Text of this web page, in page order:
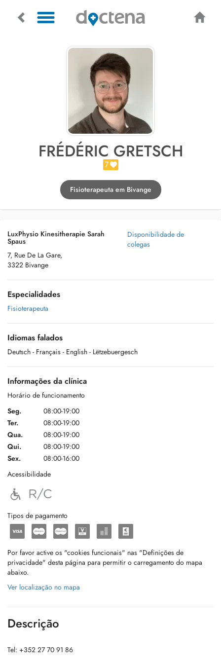
FRÉDÉRIC GRETSCH
7
Fisioterapeuta em Bivange
LuxPhysio Kinesitherapie Sarah
Spaus
7, Rue De La Gare,
3322 Bivange
Disponibilidade de
colegas
Especialidades
Fisioterapeuta
Idiomas falados
Deutsch - Français - English - Lëtzebuergesch
Informações da clínica
Horário de funcionamento
Seg.
08:00-19:00
Ter.
08:00-19:00
Qua.
08:00-19:00
Qui.
08:00-19:00
Sex.
08:00-16:00
Acessibilidade
Tipos de pagamento
Por favor active os "cookies funcionais" nas "Definições de
privacidade" desta página para permitir o carregamento do mapa
abaixo.
Ver localização no mapa
Descrição
Tel: +352 27 70 91 86